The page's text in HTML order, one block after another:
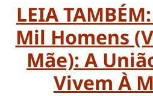
LEIA
Mil Homens
Mãe): A
Vivem À